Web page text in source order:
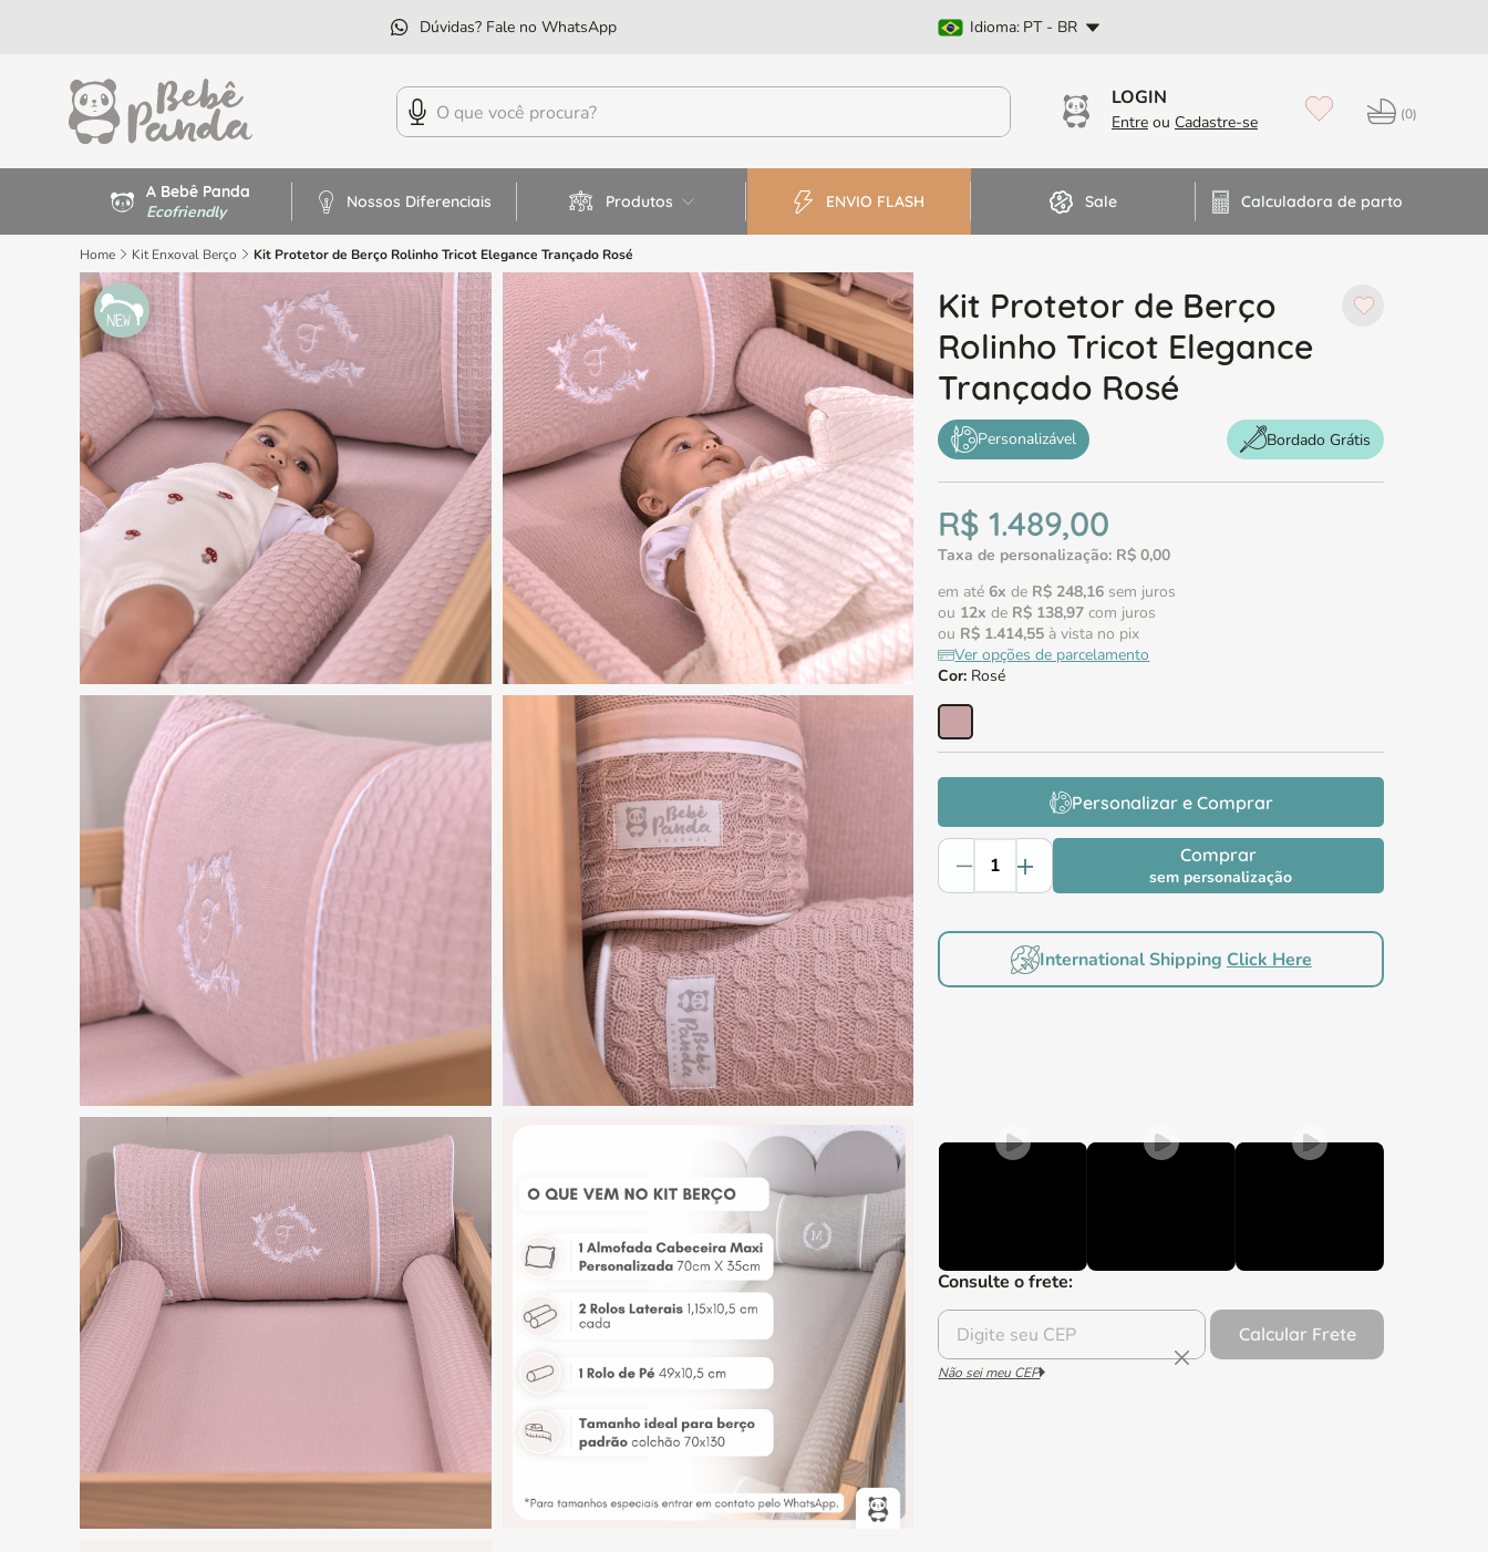
5% OFF no Pix Idioma: PT - BR
0
A Bebê Panda
Ecofriendly Nossos Diferenciais Produtos ENVIO FLASH Sale Calculadora de parto
Home Kit Enxoval Berço Kit Protetor de Berço Rolinho Tricot Elegance Trançado Rosé
Kit Protetor de Berço
Rolinho Tricot Elegance
Trançado Rosé
Personalizável Bordado Grátis
R$ 1.489,00
Taxa de personalização: R$ 0,00
em até6x de R$ 248,16 sem juros
ou 12x de R$ 138,97 com juros
ou R$ 1.414,55 à vista no pix
Ver opções de parcelamento
Cor: Rosé
Personalizar e Comprar
Comprar
sem personalização
International Shipping Click Here
Consulte o frete:
Calcular Frete
Não sei meu CEP